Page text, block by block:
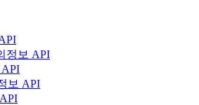
정보 API
보 API